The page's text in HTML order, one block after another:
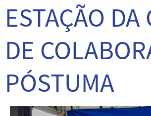
ESTAÇÃO
DE
PÓSTUMA